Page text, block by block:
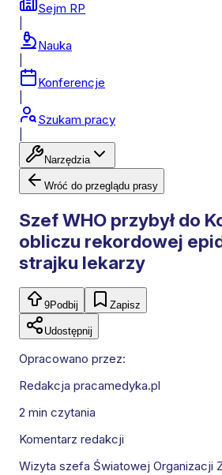
Sejm RP
Nauka
Konferencje
Szukam pracy
Narzędzia
Wróć do przeglądu prasy
Szef WHO przybył do
obliczu rekordowej
strajku lekarzy
9Podbij Zapisz
Udostępnij
Opracowano przez:
Redakcja pracamedyka.pl
2 min czytania
Komentarz redakcji
Wizyta szefa Światowej Organizacji